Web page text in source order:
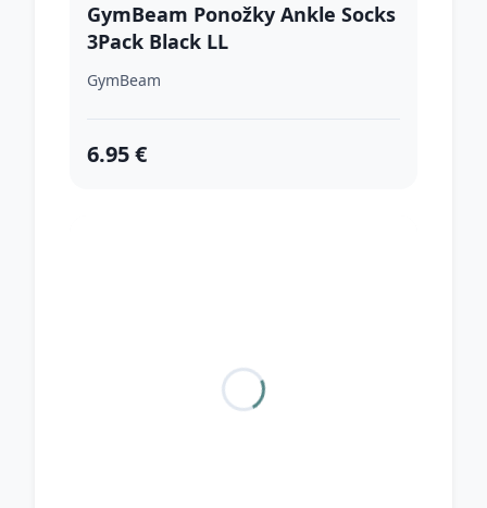
GymBeam Ponožky Ankle Socks
3Pack Black LL
GymBeam
6.95 €